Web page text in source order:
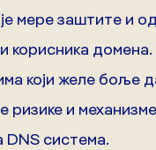
мере заштите и
корисника домена.
који желе боље
ризике и
DNS система.